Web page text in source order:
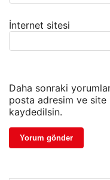
İnternet sitesi
Daha sonraki
posta adresim ve site
kaydedilsin.